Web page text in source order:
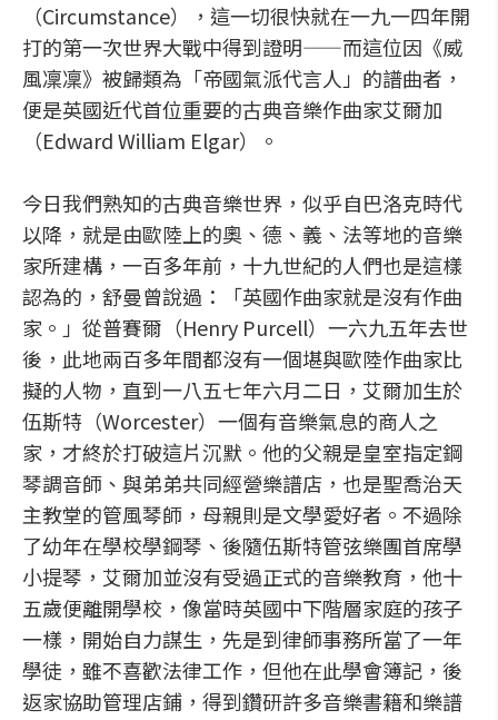
（Circumstance），這一切很快就在一九一四年開
打的第一次世界大戰中得到證明——而這位因《威
風凜凜》被歸類為「帝國氣派代言人」的譜曲者，
便是英國近代首位重要的古典音樂作曲家艾爾加
（Edward William Elgar）。
今日我們熟知的古典音樂世界，似乎自巴洛克時代
以降，就是由歐陸上的奧、德、義、法等地的音樂
家所建構，一百多年前，十九世紀的人們也是這樣
認為的，舒曼曾說過：「英國作曲家就是沒有作曲
家。」從普賽爾（Henry Purcell）一六九五年去世
後，此地兩百多年間都沒有一個堪與歐陸作曲家比
擬的人物，直到一八五七年六月二日，艾爾加生於
伍斯特（Worcester）一個有音樂氣息的商人之
家，才終於打破這片沉默。他的父親是皇室指定鋼
琴調音師、與弟弟共同經營樂譜店，也是聖喬治天
主教堂的管風琴師，母親則是文學愛好者。不過除
了幼年在學校學鋼琴、後隨伍斯特管弦樂團首席學
小提琴，艾爾加並沒有受過正式的音樂教育，他十
五歲便離開學校，像當時英國中下階層家庭的孩子
一樣，開始自力謀生，先是到律師事務所當了一年
學徒，雖不喜歡法律工作，但他在此學會簿記，後
返家協助管理店鋪，得到鑽研許多音樂書籍和樂譜